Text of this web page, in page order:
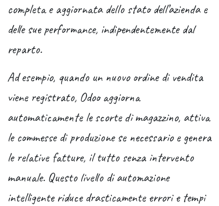
completa e aggiornata dello stato dell’azienda e
delle sue performance, indipendentemente dal
reparto.
Ad esempio, quando un nuovo ordine di vendita
viene registrato, Odoo aggiorna
automaticamente le scorte di magazzino, attiva
le commesse di produzione se necessario e genera
le relative fatture, il tutto senza intervento
manuale. Questo livello diautomazione
intelligenteriduce drasticamente errori e tempi